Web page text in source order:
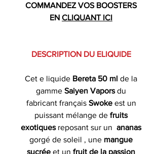
COMMANDEZ VOS BOOSTERS
EN CLIQUANT ICI
DESCRIPTION DU ELIQUIDE
Cet e liquide Bereta 50 ml de la
gamme Saiyen Vaporsdu
fabricant français Swoke est un
puissant mélange de fruits
exotiquesreposant sur un ananas
gorgé de soleil , une mangue
sucrée et un fruit de la passion